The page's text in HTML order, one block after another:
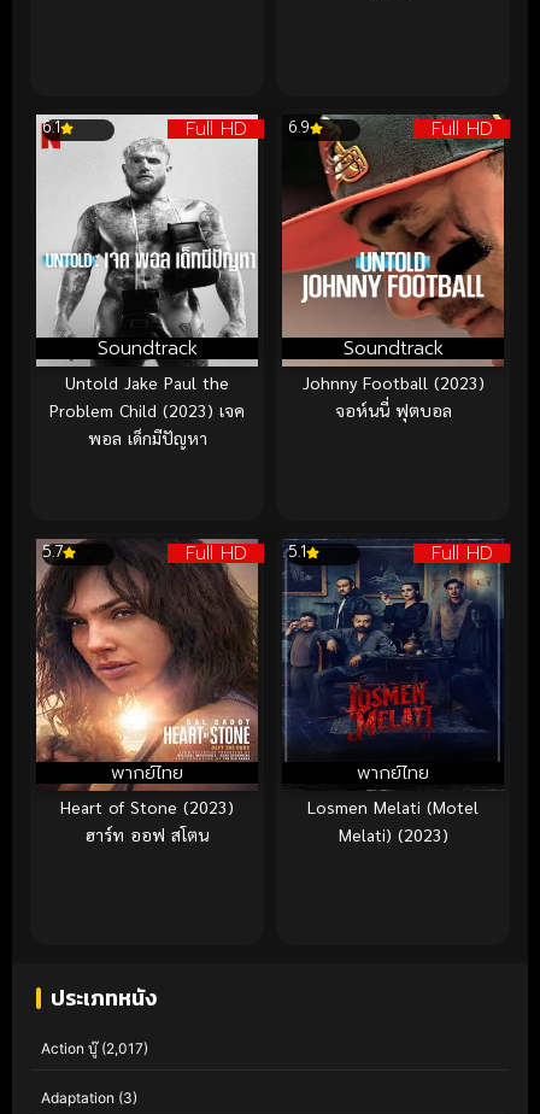
Full HD
Soundtrack
6.1
Untold Jake Paul the
Problem Child (2023) เจค
พอล เด็กมีปัญหา
Full HD
Soundtrack
6.9
Johnny Football (2023)
จอห์นนี่ ฟุตบอล
Full HD
พากย์ไทย
5.7
Heart of Stone (2023)
ฮาร์ท ออฟ สโตน
Full HD
พากย์ไทย
5.1
Losmen Melati (Motel
Melati) (2023)
ประเภทหนัง
Action บู๊(2,017)
Adaptation (3)